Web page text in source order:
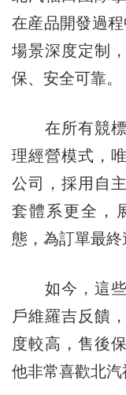
在産品開發過
場景深度定制
保、安全可靠。
在所有競標
理經營模式，
公司，採用自
套體系更全，
態，為訂單最終
如今，這些
戶維羅吉反饋
度較高，售後
他非常喜歡北汽